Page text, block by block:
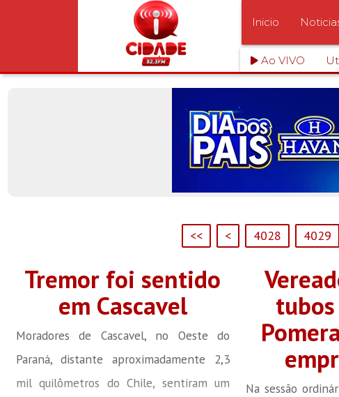
Inicio
Ao VIVO
<< < 4028 4029
Tremor foi sentido
em Cascavel
Moradores de Cascavel, no Oeste do
Paraná, distante aproximadamente 2,3
mil quilômetros do Chile, sentiram um
Na sessão